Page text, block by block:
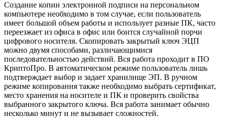
Создание копии электронной подписи на персональном
компьютере необходимо в том случае, если пользователь
имеет большой объем работы и использует разные ПК, часто
переезжает из офиса в офис или боится случайной порчи
цифрового носителя. Скопировать закрытый ключ ЭЦП
можно двумя способами, различающимися
последовательностью действий. Вся работа проходит в ПО
КриптоПро. В автоматическом режиме пользователь лишь
подтверждает выбор и задает хранилище ЭП. В ручном
режиме копирования также необходимо выбрать сертификат,
место хранения на носителе и ПК и проверить свойства
выбранного закрытого ключа. Вся работа занимает обычно
несколько минут и не вызывает сложностей.